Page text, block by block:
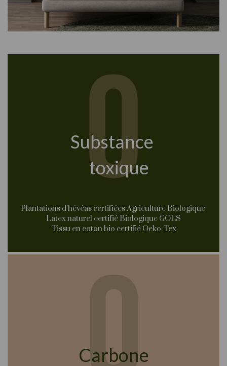
Substance
toxique
Plantations d'hévéas certifiées Agriculture Biologique
Latex naturel certifié Biologique GOLS
Tissu en coton bio certifié Oeko-Tex
Carbone